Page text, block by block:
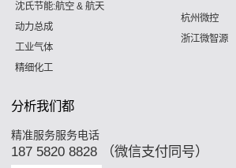
沈氏节能:航空 & 航天
动力总成
工业气体
精细化工
杭州微控
浙江微智源
分析我们都
精准服务服务电话
187 5820 8828 （微信支付同号）